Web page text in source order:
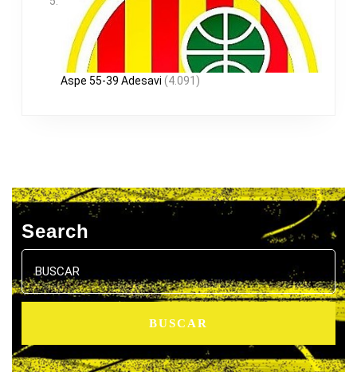
Aspe 55-39 Adesavi (4.091)
Search
Buscar: